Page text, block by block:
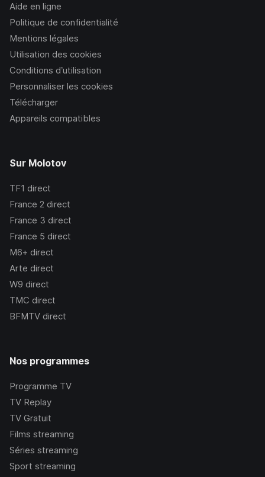
Aide en ligne
Politique de confidentialité
Mentions légales
Utilisation des cookies
Conditions d’utilisation
Personnaliser les cookies
Télécharger
Appareils compatibles
Sur Molotov
TF1 direct
France 2 direct
France 3 direct
France 5 direct
M6+ direct
Arte direct
W9 direct
TMC direct
BFMTV direct
Nos programmes
Programme TV
TV Replay
TV Gratuit
Films streaming
Séries streaming
Sport streaming